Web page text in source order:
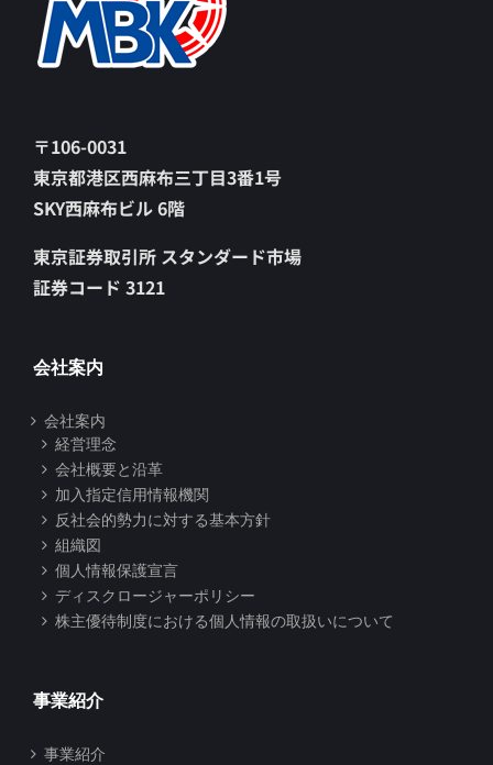
〒106-0031
東京都港区西麻布三丁目3番1号
SKY西麻布ビル 6階
東京証券取引所 スタンダード市場
証券コード 3121
会社案内
会社案内
経営理念
会社概要と沿革
加入指定信用情報機関
反社会的勢力に対する基本方針
組織図
個人情報保護宣言
ディスクロージャーポリシー
株主優待制度における個人情報の取扱いについて
事業紹介
事業紹介